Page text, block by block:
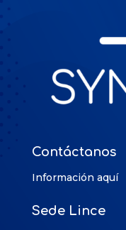
Contáctanos
Información aquí
Sede Lince